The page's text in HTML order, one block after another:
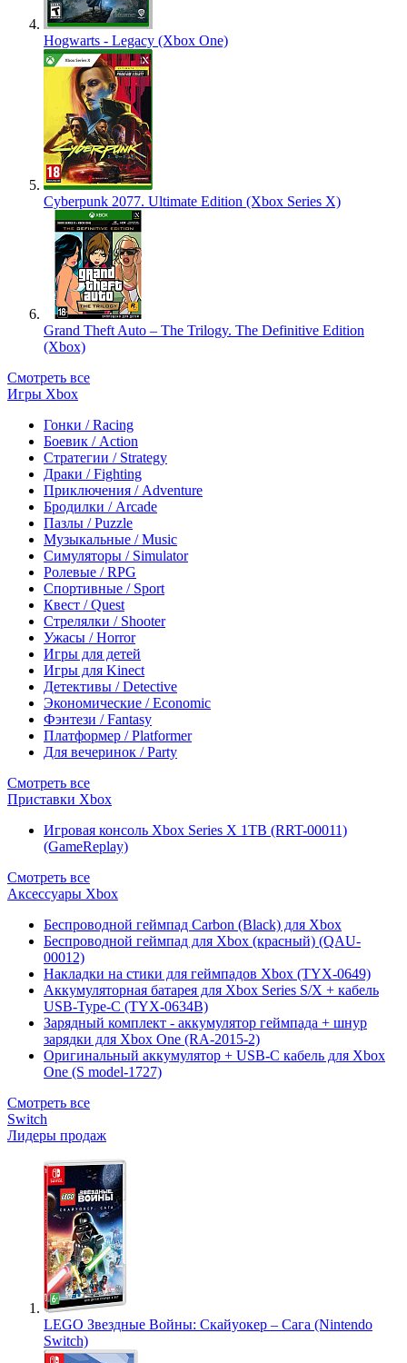
Hogwarts - Legacy (Xbox One)
Cyberpunk 2077. Ultimate Edition (Xbox Series X)
Grand Theft Auto – The Trilogy. The Definitive Edition
(Xbox)
Смотреть все
Игры Xbox
Гонки / Racing
Боевик / Action
Стратегии / Strategy
Драки / Fighting
Приключения / Adventure
Бродилки / Arcade
Пазлы / Puzzle
Музыкальные / Music
Симуляторы / Simulator
Ролевые / RPG
Спортивные / Sport
Квест / Quest
Стрелялки / Shooter
Ужасы / Horror
Игры для детей
Игры для Kinect
Детективы / Detective
Экономические / Economic
Фэнтези / Fantasy
Платформер / Platformer
Для вечеринок / Party
Смотреть все
Приставки Xbox
Игровая консоль Xbox Series X 1TB (RRT-00011)
(GameReplay)
Смотреть все
Аксессуары Xbox
Беспроводной геймпад Carbon (Black) для Xbox
Беспроводной геймпад для Xbox (красный) (QAU-
00012)
Накладки на стики для геймпадов Xbox (TYX-0649)
Аккумуляторная батарея для Xbox Series S/X + кабель
USB-Type-C (TYX-0634B)
Зарядный комплект - аккумулятор геймпада + шнур
зарядки для Xbox One (RA-2015-2)
Оригинальный аккумулятор + USB-C кабель для Xbox
One (S model-1727)
Смотреть все
Switch
Лидеры продаж
LEGO Звездные Войны: Скайуокер – Сага (Nintendo
Switch)